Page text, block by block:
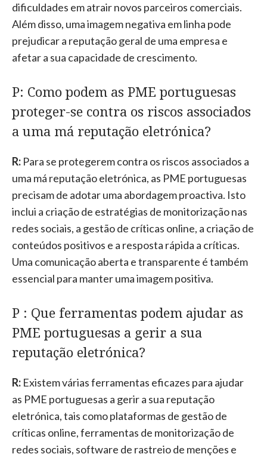
dificuldades em atrair novos parceiros comerciais.
Além disso, uma imagem negativa em linha pode
prejudicar a reputação geral de uma empresa e
afetar a sua capacidade de crescimento.
P: Como podem as PME portuguesas
proteger-se contra os riscos associados
a uma má reputação eletrónica?
R: Para se protegerem contra os riscos associados a
uma má reputação eletrónica, as PME portuguesas
precisam de adotar uma abordagem proactiva. Isto
inclui a criação de estratégias de monitorização nas
redes sociais, a gestão de críticas online, a criação de
conteúdos positivos e a resposta rápida a críticas.
Uma comunicação aberta e transparente é também
essencial para manter uma imagem positiva.
P : Que ferramentas podem ajudar as
PME portuguesas a gerir a sua
reputação eletrónica?
R: Existem várias ferramentas eficazes para ajudar
as PME portuguesas a gerir a sua reputação
eletrónica, tais como plataformas de gestão de
críticas online, ferramentas de monitorização de
redes sociais, software de rastreio de menções e